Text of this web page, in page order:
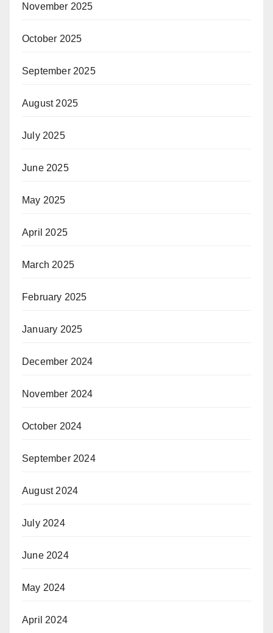
November 2025
October 2025
September 2025
August 2025
July 2025
June 2025
May 2025
April 2025
March 2025
February 2025
January 2025
December 2024
November 2024
October 2024
September 2024
August 2024
July 2024
June 2024
May 2024
April 2024